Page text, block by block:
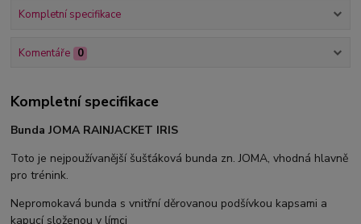
Kompletní specifikace
Komentáře 0
Kompletní specifikace
Bunda JOMA RAINJACKET IRIS
Toto je nejpoužívanější šušťáková bunda zn. JOMA, vhodná hlavně
pro trénink.
Nepromokavá bunda s vnitřní děrovanou podšívkou kapsami a
kapucí složenou v límci